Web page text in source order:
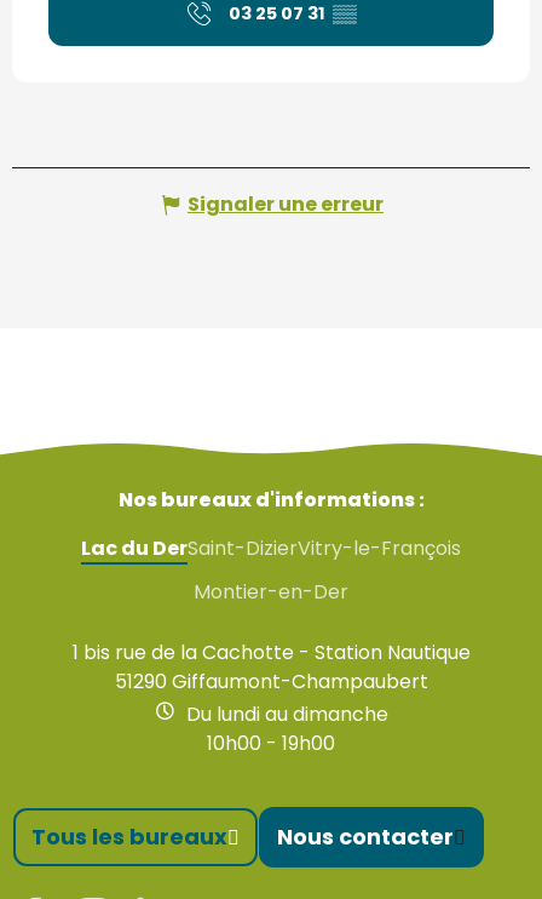
03 25 07 31 ▒▒
Signaler une erreur
Nos bureaux d'informations :
Lac du DerSaint-DizierVitry-le-François
Montier-en-Der
1 bis rue de la Cachotte - Station Nautique
51290 Giffaumont-Champaubert
Du lundi au dimanche
10h00 - 19h00
Tous les bureaux Nous contacter